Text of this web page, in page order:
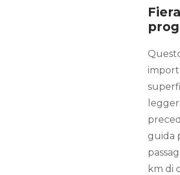
guida
km di